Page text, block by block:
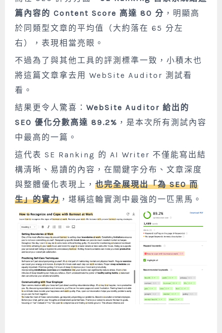
篇內容的 Content Score 高達 80 分 ，明顯高
於同類型文章的平均值（大約落在 65 分左
右），表現相當亮眼。
不過為了與其他工具的評測標準一致，小積木也
將這篇文章拿去用 WebSite Auditor 測試看
看。
結果更令人驚喜： WebSite Auditor 給出的
SEO 優化分數高達 89.2% ，是本次所有測試內容
中最高的一篇。
這代表 SE Ranking 的 AI Writer 不僅能寫出結
構清晰、易讀的內容， 在關鍵字分布、文章深度
與整體優化表現上， 也完全展現出「為 SEO 而
生」的實力 ，堪稱這輪實測中最強的一匹黑馬。